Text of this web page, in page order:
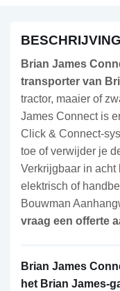
BESCHRIJVING
Brian James
transporter van
tractor, maaier of
James Connect is
Click & Connect-
toe of verwijder je
Verkrijgbaar in acht
elektrisch of
Bouwman
vraag een offerte
Brian James
het Brian James-